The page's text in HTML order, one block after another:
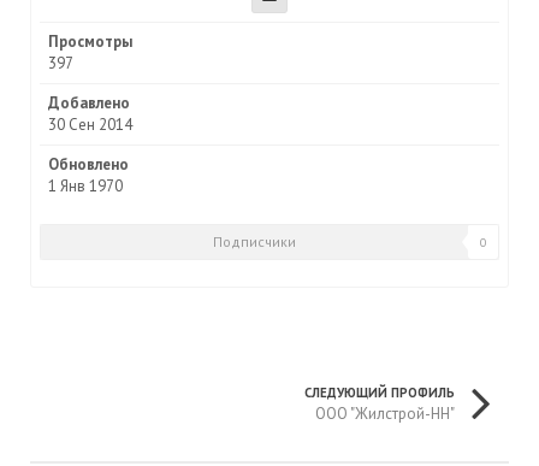
Просмотры
397
Добавлено
30 Сен 2014
Обновлено
1 Янв 1970
Подписчики 0
СЛЕДУЮЩИЙ ПРОФИЛЬ
ООО "Жилстрой-НН"